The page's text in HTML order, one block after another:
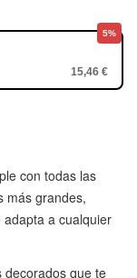
5%
15,46 €
con todas las
más grandes,
a cualquier
decorados que te